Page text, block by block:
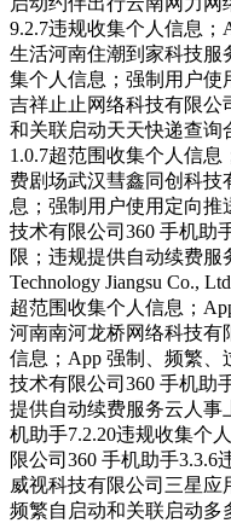
9.2.7违规收集个人信息
生活河南住潮到家科技服
集个人信息；强制用户使
吉祥止止网络科技有限公
和关联启动天天快递查询
1.0.7超范围收集个人信
费剧场武汉彗鑫同创科技
息；强制用户使用定向
技术有限公司360 手机助
限；违规提供自动续费服
Technology Jiangsu Co.,
超范围收集个人信息；
河南南河龙桥网络科技有
信息；App 强制、频繁、
技术有限公司360 手机助
提供自动续费服务云人事
机助手7.2.20违规收集个
限公司360 手机助手3.3.6
威视科技有限公司三星应
频繁自启动和关联启动多